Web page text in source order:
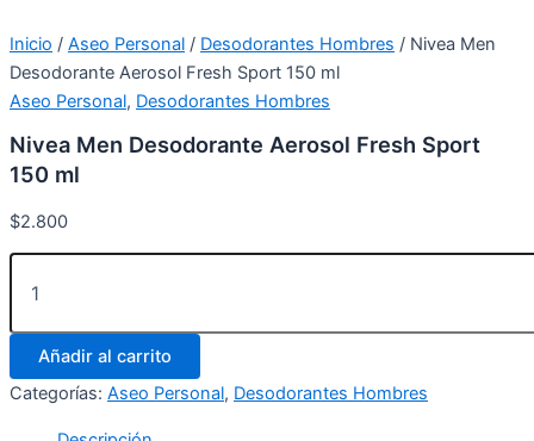
Inicio / Aseo Personal / Desodorantes Hombres / Nivea Men
Desodorante Aerosol Fresh Sport 150 ml
Aseo Personal, Desodorantes Hombres
Nivea Men Desodorante Aerosol Fresh Sport
150 ml
$2.800
Añadir al carrito
Categorías: Aseo Personal, Desodorantes Hombres